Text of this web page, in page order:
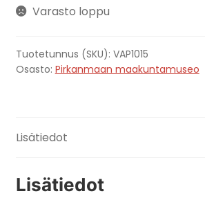
Varasto loppu
Tuotetunnus (SKU): VAP1015
Osasto: Pirkanmaan maakuntamuseo
Lisätiedot
Lisätiedot